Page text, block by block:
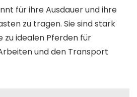
für ihre Ausdauer und ihre
zu tragen. Sie sind stark
zu idealen Pferden für
und den Transport